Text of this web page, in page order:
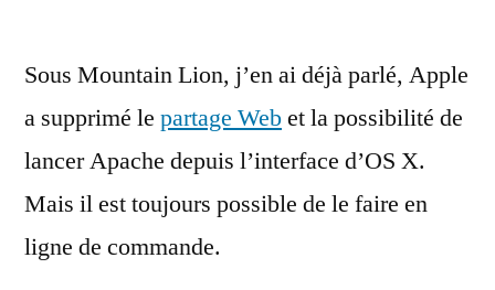
sous
OS
X
Sous Mountain Lion, j’en ai déjà parlé, Apple
a supprimé le partage Webet la possibilité de
lancer Apache depuis l’interface d’OS X.
Mais il est toujours possible de le faire en
ligne de commande.